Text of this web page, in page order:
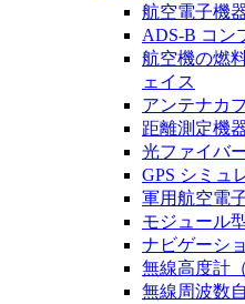
航空電子機
ADS-B コン
航空機の燃
ェイス
アンテナカ
距離測定機
光ファイバ
GPS シミュ
軍用航空電
モジュール
ナビゲーシ
無線高度計
無線周波数